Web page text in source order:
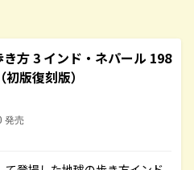
方 3 インド・ネパール 198
版復刻版）
発売